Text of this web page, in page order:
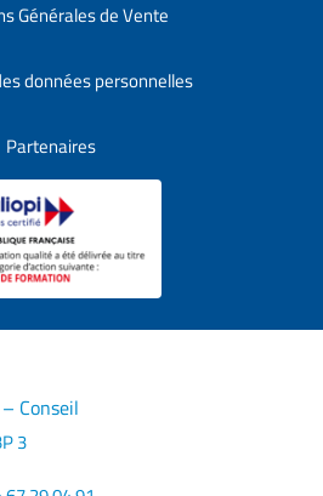
Générales de Vente
données personnelles
Partenaires
Conseil
3